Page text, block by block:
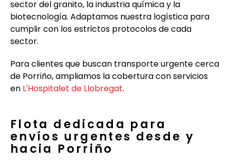
sector del granito, la industria química y la
biotecnología. Adaptamos nuestra logística para
cumplir con los estrictos protocolos de cada
sector.
Para clientes que buscan transporte urgente cerca
de Porriño, ampliamos la cobertura con servicios
en L'Hospitalet de Llobregat.
Flota dedicada para
envíos urgentes desde y
hacia Porriño